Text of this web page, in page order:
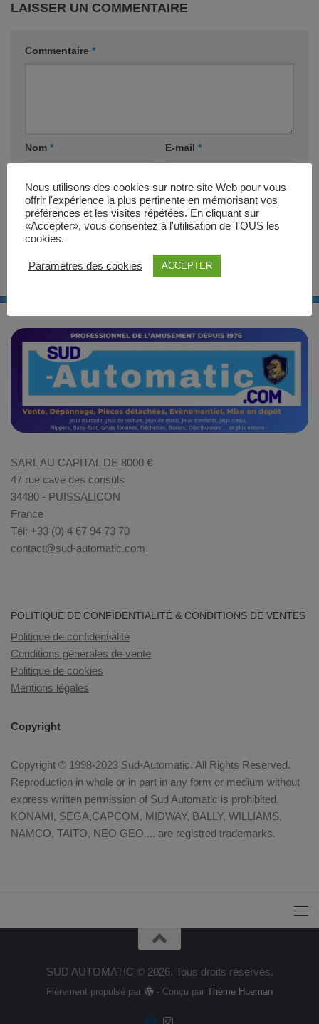
LAISSER UN COMMENTAIRE
Commentaire *
Nom * E-mail *
Site web
SARL AU CAPITAL DE 8000 €
47 rue cave des consuls
34480 - PUISSALICON
France
Tél: +33 (0) 4 67 94 73 70
contact@sud-automatic.com
POLITIQUE DE CONFIDENTIALITÉ & CONDITIONS DE VENTES
Politique de confidentialité
Conditions générales de vente
Politique de cookies
Mentions légales
Copyright
Copyright © 1998-2023 Sud-Automatic. All Rights Reserved.
Reproduction in whole or in part in any form or medium without
express written permission of Sud Automatic is prohibited.
KONAMI, SEGA,CAPCOM, MIDWAY, BALLY, WILLIAMS,
NAMCO, TAITO, NEO GEO.... are registred trademarks.
SUD AUTOMATIC © 2026. Tous droits réservés.
Fièrement propulsé par - Conçu par Thème Hueman
Nous utilisons des cookies sur notre site Web pour vous
offrir l'expérience la plus pertinente en mémorisant vos
préférences et les visites répétées. En cliquant sur
«Accepter», vous consentez à l'utilisation de TOUS les
cookies.
Paramètres des cookies ACCEPTER